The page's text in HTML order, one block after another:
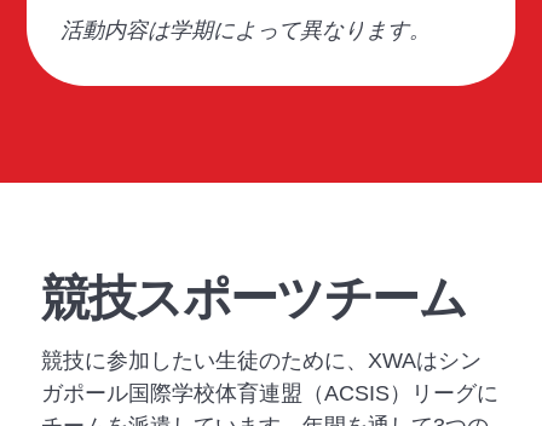
活動内容は学期によって異なります。
競技スポーツチーム
競技に参加したい生徒のために、XWAはシン
ガポール国際学校体育連盟（ACSIS）リーグに